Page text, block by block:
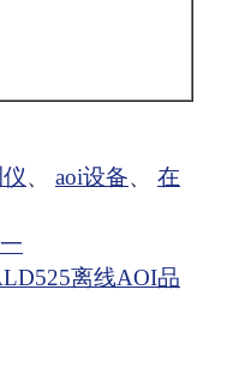
、 aoi设备、 在
离线AOI品